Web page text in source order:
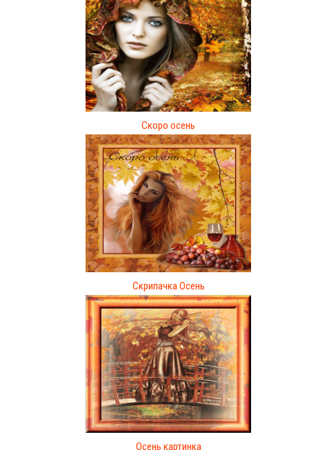
Скоро осень
Cкрипачка Осень
Осень картинка